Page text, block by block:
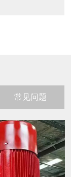
常见问题